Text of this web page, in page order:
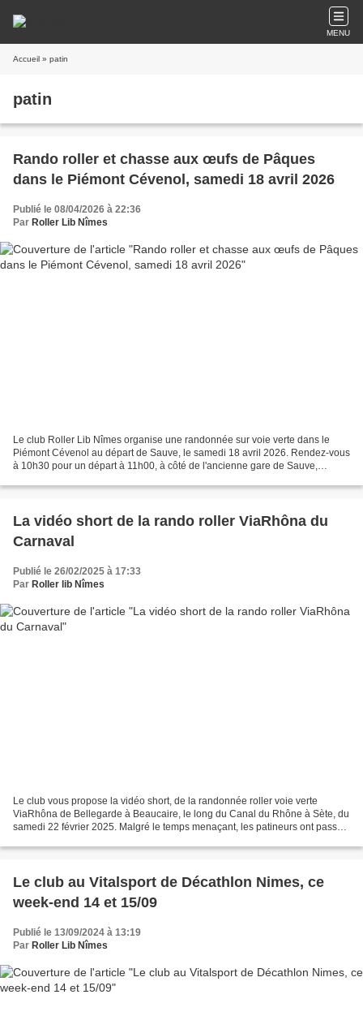
MENU
Accueil » patin
patin
Rando roller et chasse aux œufs de Pâques
dans le Piémont Cévenol, samedi 18 avril 2026
Publié le 08/04/2026 à 22:36
Par Roller Lib Nîmes
Le club Roller Lib Nîmes organise une randonnée sur voie verte dans le
Piémont Cévenol au départ de Sauve, le samedi 18 avril 2026. Rendez-vous
à 10h30 pour un départ à 11h00, à côté de l'ancienne gare de Sauve,
La vidéo short de la rando roller ViaRhôna du
Carnaval
Publié le 26/02/2025 à 17:33
Par Roller lib Nîmes
Le club vous propose la vidéo short, de la randonnée roller voie verte
ViaRhôna de Bellegarde à Beaucaire, le long du Canal du Rhône à Sète, du
samedi 22 février 2025. Malgré le temps menaçant, les patineurs ont passé
Le club au Vitalsport de Décathlon Nimes, ce
week-end 14 et 15/09
Publié le 13/09/2024 à 13:19
Par Roller Lib Nîmes